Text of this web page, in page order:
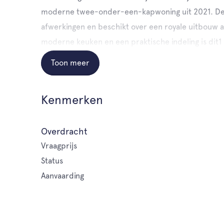
moderne twee-onder-een-kapwoning uit 2021.
afwerkingen en beschikt over een royale uitbouw
moderne keuken en een praktische indeling is dit1
Toon meer
Kenmerken
Overdracht
Vraagprijs
Status
Aanvaarding